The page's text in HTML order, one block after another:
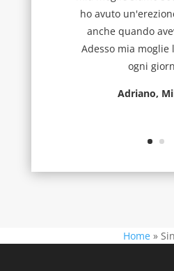
ho avuto
anche quando
Adesso mia moglie
ogni
Adriano,
Home»